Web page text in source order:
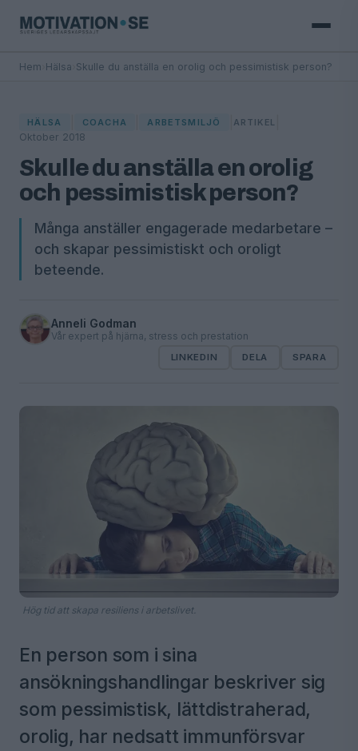
Hem Hälsa Skulle du anställa en orolig och pessimistisk person?
HÄLSA COACHA ARBETSMILJÖ ARTIKEL
Oktober 2018
Skulle du anställa en orolig
och pessimistisk person?
Många anställer engagerade medarbetare –
och skapar pessimistiskt och oroligt
beteende.
Anneli Godman
Vår expert på hjärna, stress och prestation
LINKEDIN DELA SPARA
Hög tid att skapa resiliens i arbetslivet.
En person som i sina
ansökningshandlingar beskriver sig
som pessimistisk, lättdistraherad,
orolig, har nedsatt immunförsvar